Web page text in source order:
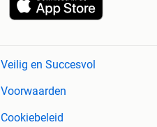
Veilig en Succesvol
Voorwaarden
Cookiebeleid